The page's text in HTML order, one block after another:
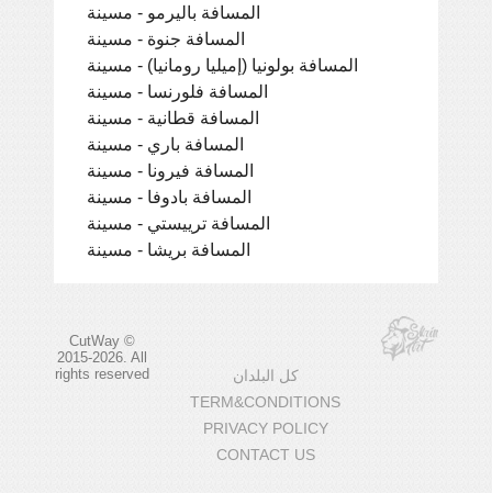
المسافة باليرمو - مسينة
المسافة جنوة - مسينة
المسافة بولونيا (إميليا رومانيا) - مسينة
المسافة فلورنسا - مسينة
المسافة قطانية - مسينة
المسافة باري - مسينة
المسافة فيرونا - مسينة
المسافة بادوفا - مسينة
المسافة ترييستي - مسينة
المسافة بريشا - مسينة
CutWay ©
2015-2026. All
rights reserved
كل البلدان
TERM&CONDITIONS
PRIVACY POLICY
CONTACT US